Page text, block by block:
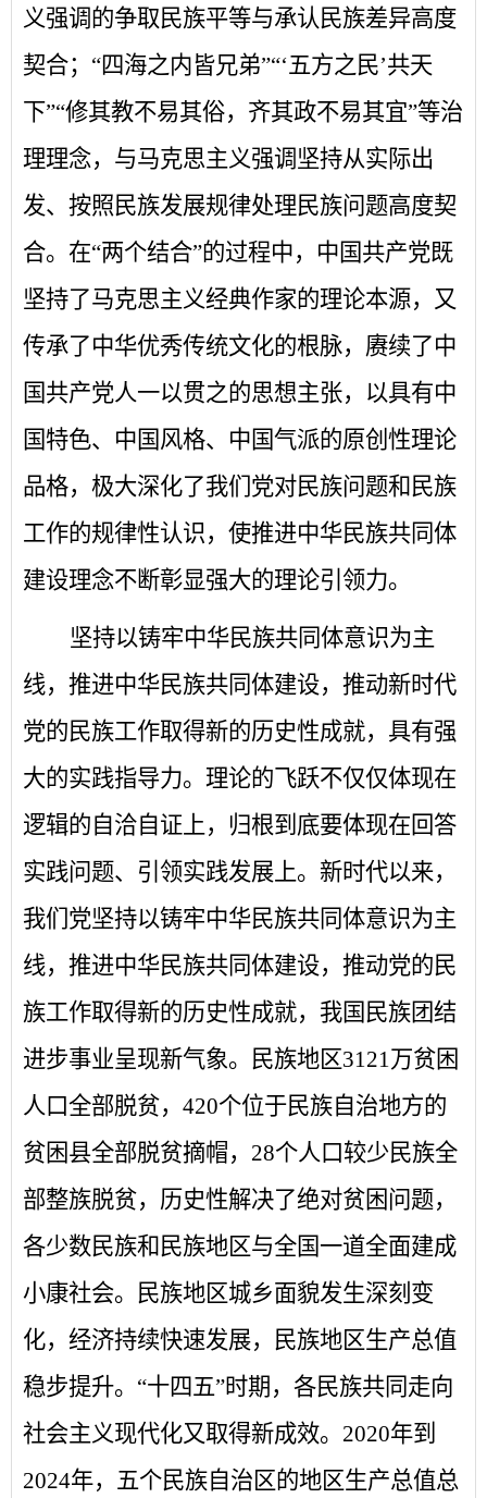
义强调的争取民族平等与承认民族差异高度
契合；“四海之内皆兄弟”“‘五方之民’共天
下”“修其教不易其俗，齐其政不易其宜”等治
理理念，与马克思主义强调坚持从实际出
发、按照民族发展规律处理民族问题高度契
合。在“两个结合”的过程中，中国共产党既
坚持了马克思主义经典作家的理论本源，又
传承了中华优秀传统文化的根脉，赓续了中
国共产党人一以贯之的思想主张，以具有中
国特色、中国风格、中国气派的原创性理论
品格，极大深化了我们党对民族问题和民族
工作的规律性认识，使推进中华民族共同体
建设理念不断彰显强大的理论引领力。
坚持以铸牢中华民族共同体意识为主
线，推进中华民族共同体建设，推动新时代
党的民族工作取得新的历史性成就，具有强
大的实践指导力。理论的飞跃不仅仅体现在
逻辑的自洽自证上，归根到底要体现在回答
实践问题、引领实践发展上。新时代以来，
我们党坚持以铸牢中华民族共同体意识为主
线，推进中华民族共同体建设，推动党的民
族工作取得新的历史性成就，我国民族团结
进步事业呈现新气象。民族地区3121万贫困
人口全部脱贫，420个位于民族自治地方的
贫困县全部脱贫摘帽，28个人口较少民族全
部整族脱贫，历史性解决了绝对贫困问题，
各少数民族和民族地区与全国一道全面建成
小康社会。民族地区城乡面貌发生深刻变
化，经济持续快速发展，民族地区生产总值
稳步提升。“十四五”时期，各民族共同走向
社会主义现代化又取得新成效。2020年到
2024年，五个民族自治区的地区生产总值总